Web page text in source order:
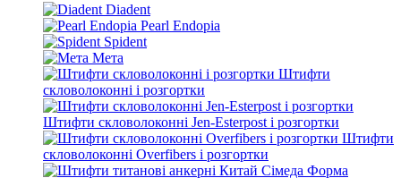
Diadent
Pearl Endopia
Spident
Мета
Штифти
скловолоконні і розгортки
Штифти скловолоконні Jen-Esterpost і розгортки
Штифти
скловолоконні Overfibers і розгортки